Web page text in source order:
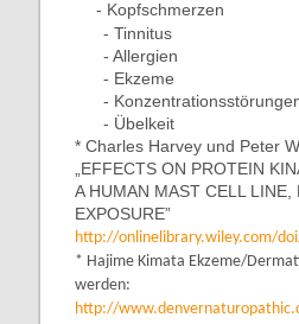
- Kopfschmerzen
- Tinnitus
- Allergien
- Ekzeme
-
- Übelkeit
* Charles Harvey und Peter
„EFFECTS ON PROTEIN
A HUMAN MAST CELL
EXPOSURE”
http://onlinelibrary.wiley.com/
* Hajime Kimata Ekzeme/
werden:
http://